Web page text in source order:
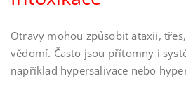
Otravy mohou způsobit ataxii,
vědomí. Často jsou přítomny i
například hypersalivace nebo